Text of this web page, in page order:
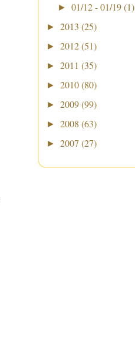
► 01/12 - 01/19 (1)
► 2013 (25)
► 2012 (51)
► 2011 (35)
► 2010 (80)
► 2009 (99)
► 2008 (63)
► 2007 (27)